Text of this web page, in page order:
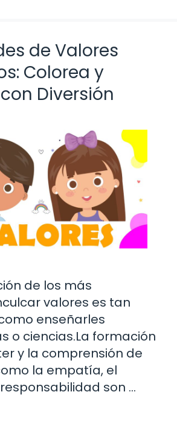
de Valores
Colorea y
Diversión
de los más
valores es tan
enseñarles
o ciencias.La formación
y la comprensión de
la empatía, el
son …